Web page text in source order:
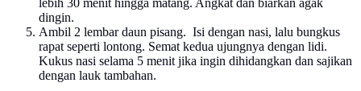
dingin.
Ambil 2 lembar daun pisang. Isi dengan nasi, lalu bungkus
rapat seperti lontong. Semat kedua ujungnya dengan lidi.
Kukus nasi selama 5 menit jika ingin dihidangkan dan sajikan
dengan lauk tambahan.